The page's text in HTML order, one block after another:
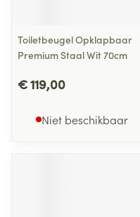
Toiletbeugel Opklapbaar
Premium Staal Wit 70cm
€ 119,00
Niet beschikbaar